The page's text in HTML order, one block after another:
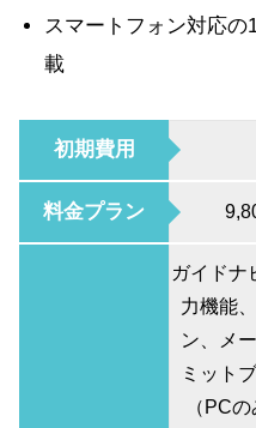
スマートフォン対応
載
初期費用
料金プラン
ガイドナ
力機能
ン、メ
ミット
（PC